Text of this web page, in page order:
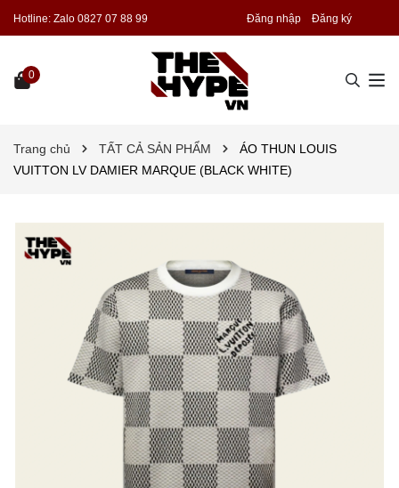
Hotline: Zalo 0827 07 88 99 Đăng nhập Đăng ký
0
Trang chủ TẤT CẢ SẢN PHẨM
ÁO THUN LOUIS
VUITTON LV DAMIER MARQUE (BLACK WHITE)